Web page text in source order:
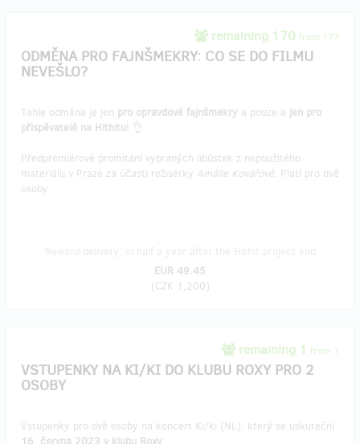
remaining 170 from 177
ODMĚNA PRO FAJNŠMEKRY: CO SE DO FILMU
NEVEŠLO?
Tahle odměna je jen pro opravdové fajnšmekry a pouze a jen pro
přispěvatelé na Hithitu! 👌
Předpremiérové promítání vybraných libůstek z nepoužitého
materiálu v Praze za účasti režisérky Amálie Kovářové. Platí pro dvě
osoby.
EUR 49.45
(CZK 1,200)
remaining 1 from 1
VSTUPENKY NA KI/KI DO KLUBU ROXY PRO 2
OSOBY
Vstupenky pro dvě osoby na koncert Ki/ki (NL), který se uskuteční
16. června 2023 v klubu Roxy.